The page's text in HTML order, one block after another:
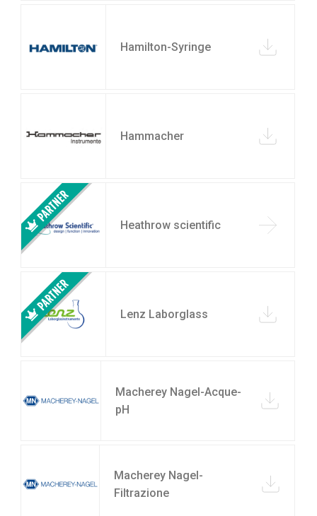
Hamilton-Syringe
Hammacher
Heathrow scientific
Lenz Laborglass
Macherey Nagel-Acque-
pH
Macherey Nagel-
Filtrazione